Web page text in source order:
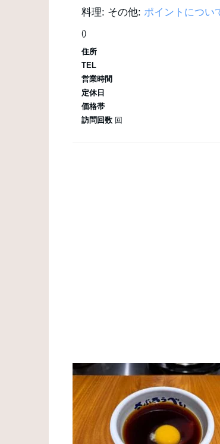
料理: その他: ポイントについ
()
住所
TEL
営業時間
定休日
価格帯
訪問回数 回